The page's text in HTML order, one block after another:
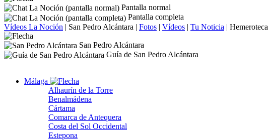
Pantalla normal
Pantalla completa
Vídeos La Noción | San Pedro Alcántara | Fotos | Vídeos | Tu Noticia | Hemeroteca
San Pedro Alcántara
Guía de San Pedro Alcántara
Málaga
Alhaurín de la Torre
Benalmádena
Cártama
Comarca de Antequera
Costa del Sol Occidental
Estepona